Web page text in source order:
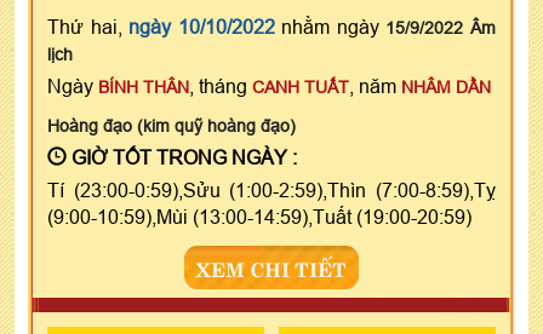
Thứ hai, ngày 10/10/2022nhằm ngày 15/9/2022 Âm
lịch
Ngày BÍNH THÂN , tháng CANH TUẤT , năm NHÂM DẦN
Hoàng đạo (kim quỹ hoàng đạo)
GIỜ TỐT TRONG NGÀY :
Tí (23:00-0:59),Sửu (1:00-2:59),Thìn (7:00-8:59),Tỵ
(9:00-10:59),Mùi (13:00-14:59),Tuất (19:00-20:59)
XEM CHI TIẾT